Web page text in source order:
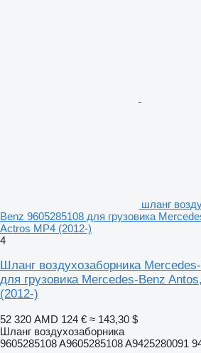
шланг
Benz 9605285108 для грузовика
Actros MP4 (2012-)
4
Шланг воздухозаборника
для грузовика Mercedes-Benz
(2012-)
52 320 AMD 124 € ≈ 143,30 $
Шланг воздухозаборника
9605285108 A9605285108 A9425280091